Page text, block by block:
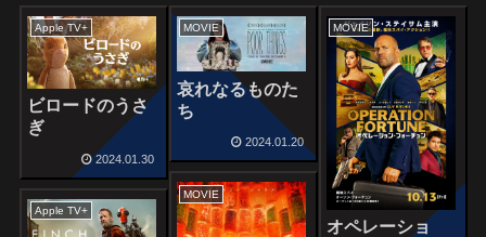
Apple TV+
ビロードのうさ
ぎ
2024.01.30
MOVIE
哀れなるものた
ち
2024.01.20
MOVIE
オペレーショ
MOVIE
Apple TV+